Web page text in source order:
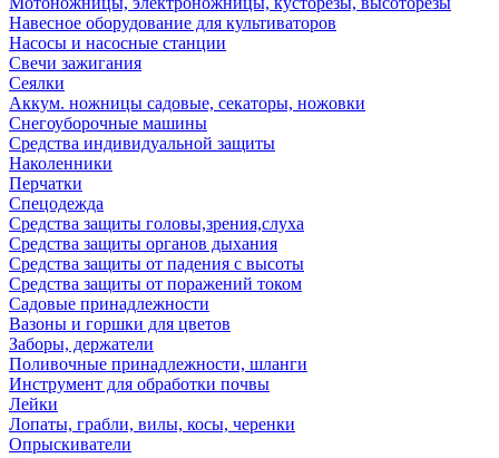
Навесное оборудование для культиваторов
Насосы и насосные станции
Свечи зажигания
Сеялки
Аккум. ножницы садовые, секаторы, ножовки
Снегоуборочные машины
Средства индивидуальной защиты
Наколенники
Перчатки
Спецодежда
Средства защиты головы,зрения,слуха
Средства защиты органов дыхания
Средства защиты от падения с высоты
Средства защиты от поражений током
Садовые принадлежности
Вазоны и горшки для цветов
Заборы, держатели
Поливочные принадлежности, шланги
Инструмент для обработки почвы
Лейки
Лопаты, грабли, вилы, косы, черенки
Опрыскиватели